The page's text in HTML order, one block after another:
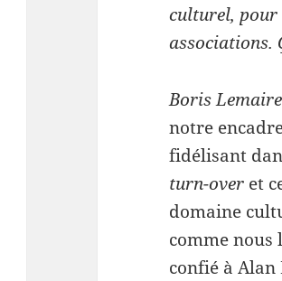
culturel, pour
associations.
Boris
notre
fidélisant
turn-over et
domaine
comme nous
confié à